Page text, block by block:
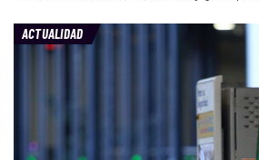
ACTUALIDAD